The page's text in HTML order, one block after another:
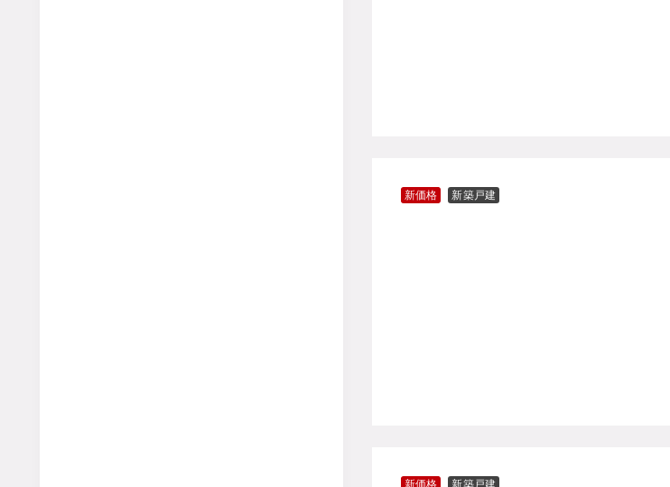
新価格 新築戸建
新価格 新築戸建